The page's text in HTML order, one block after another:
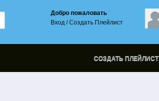
Добро пожаловать
Вход /Создать Плейлист
СОЗДАТЬ ПЛЕЙЛИСТ